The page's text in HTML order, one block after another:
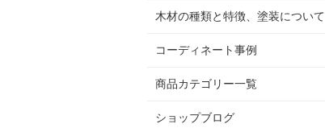
木材の種類と特徴、塗装について
コーディネート事例
商品カテゴリー一覧
ショップブログ